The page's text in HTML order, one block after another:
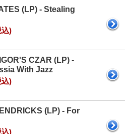
(LP) - Stealing
込)
CZAR (LP) -
With Jazz
込)
(LP) - For
込)